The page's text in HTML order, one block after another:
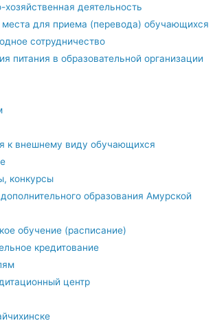
деятельность
места для приема (перевода) обучающихся
сотрудничество
питания в образовательной организации
к внешнему виду обучающихся
конкурсы
образования Амурской
обучение (расписание)
кредитование
центр